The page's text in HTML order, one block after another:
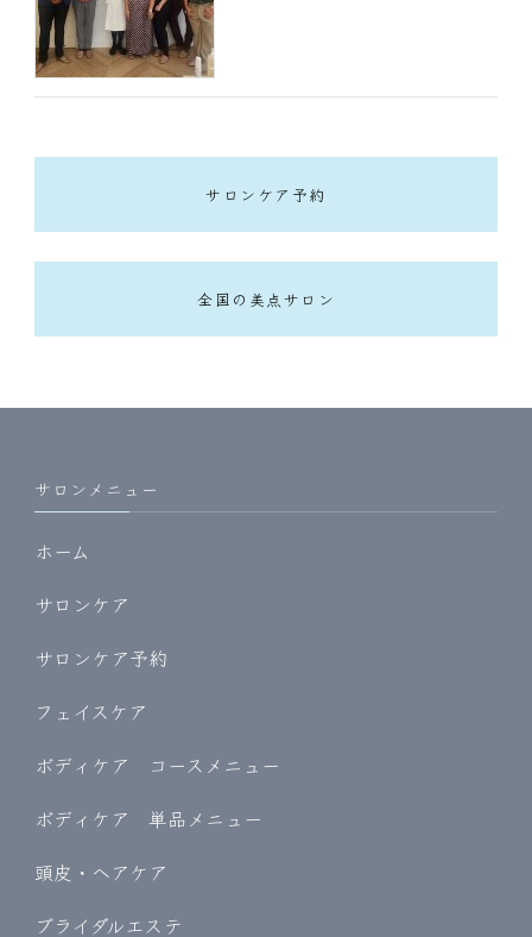
サロンケア予約
全国の美点サロン
サロンメニュー
ホーム
サロンケア
サロンケア予約
フェイスケア
ボディケア コースメニュー
ボディケア 単品メニュー
頭皮・ヘアケア
ブライダルエステ